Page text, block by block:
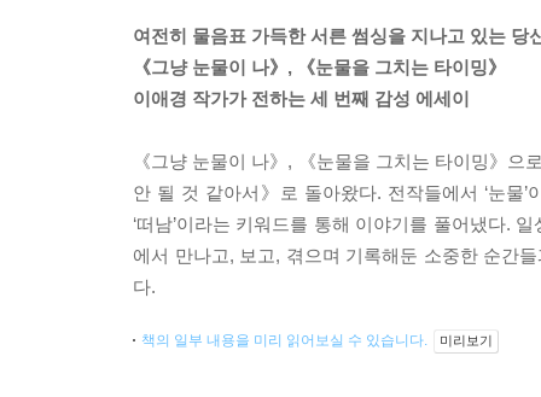
여전히 물음표 가득한 서른 썸싱을 지나고 있는 당
《그냥 눈물이 나》, 《눈물을 그치는 타이밍》
이애경 작가가 전하는 세 번째 감성 에세이
《그냥 눈물이 나》, 《눈물을 그치는 타이밍》
안 될 것 같아서》로 돌아왔다. 전작들에서 ‘눈물
‘떠남’이라는 키워드를 통해 이야기를 풀어냈다.
에서 만나고, 보고, 겪으며 기록해둔 소중한 순간
다.
책의 일부 내용을 미리 읽어보실 수 있습니다. 미리보기